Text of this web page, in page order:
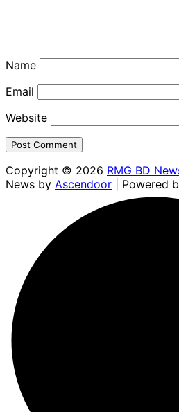
Name
Email
Website
Copyright © 2026 RMG BD
News by Ascendoor | Powered